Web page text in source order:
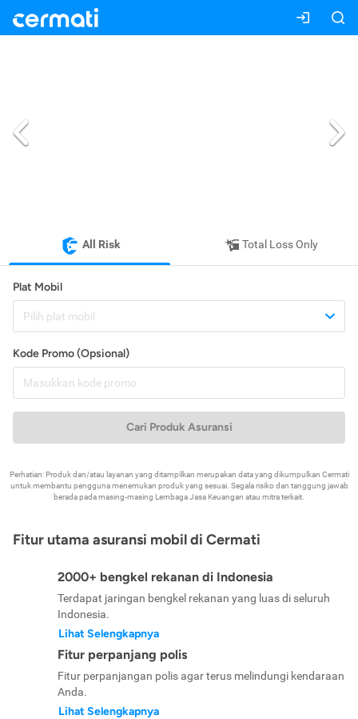
All Risk Total Loss Only
Plat Mobil
Pilih plat mobil
Kode Promo (Opsional)
Cari Produk Asuransi
Perhatian: Produk dan/atau layanan yang ditampilkan merupakan data yang dikumpulkan Cermati
untuk membantu pengguna menemukan produk yang sesuai. Segala risiko dan tanggung jawab
berada pada masing-masing Lembaga Jasa Keuangan atau mitra terkait.
Fitur utama asuransi mobil di Cermati
2000+ bengkel rekanan di Indonesia
Terdapat jaringan bengkel rekanan yang luas di seluruh
Indonesia.
Lihat Selengkapnya
Fitur perpanjang polis
Fitur perpanjangan polis agar terus melindungi kendaraan
Anda.
Lihat Selengkapnya